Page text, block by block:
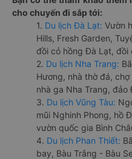
cho chuyến đi sắp tới:
1. Du lịch Đà Lạt: Vườn
Hills, Fresh Garden,
đồi cỏ hồng Đà Lạt, đồi
2. Du lịch Nha Trang:
Hương, nhà thờ đá,
nhà ga Nha Trang, đảo
3. Du lịch Vũng Tàu:
mũi Nghinh Phong, hồ
vườn quốc gia Bình
4. Du lịch Phan Thiết:
bay, Bàu Trắng - Bàu